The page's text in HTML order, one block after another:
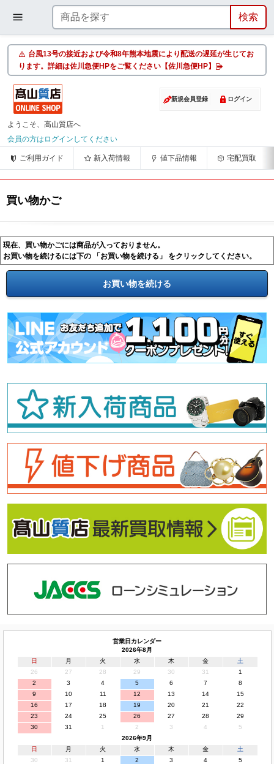
台風13号の接近および令和8年熊本地震により配送の遅延が生じてお
ります。詳細は佐川急便HPをご覧ください【佐川急便HP】
新規会員登録 ログイン
ようこそ、高山質店へ
会員の方はログインしてください
ご利用ガイド 新入荷情報 値下品情報 宅配買取
買い物かご
現在、買い物かごには商品が入っておりません。
お買い物を続けるには下の 「お買い物を続ける」 をクリックしてください。
営業日カレンダー
2026年8月
日
月 火 水 木 金
土
26
27 28 29 30 31
1
2
3 4 5 6 7
8
9
10 11 12 13 14
15
16
17 18 19 20 21
22
23
24 25 26 27 28
29
30
31 1 2 3 4
5
2026年9月
日
月 火 水 木 金
土
30
31 1 2 3 4
5